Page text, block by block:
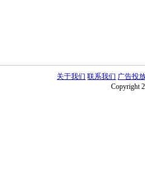
关于我们 联系我们 广告投
Copyright